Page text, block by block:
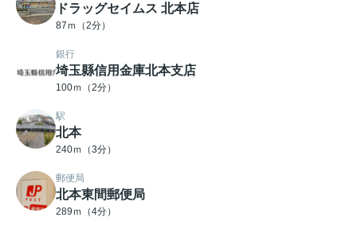
ドラッグセイムス 北本店
87ｍ（2分）
銀行
埼玉縣信用金庫北本支店
100ｍ（2分）
駅
北本
240ｍ（3分）
郵便局
北本東間郵便局
289ｍ（4分）